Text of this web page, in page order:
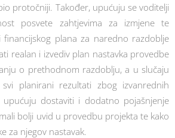
protočniji. Također, upućuju se voditelji
posvete zahtjevima za izmjene te
plana za naredno razdoblje
realan i izvediv plan nastavka provedbe
o prethodnom razdoblju, a u slučaju
planirani rezultati zbog izvanrednih
upućuju dostaviti i dodatno pojašnjenje
bolji uvid u provedbu projekta te kako
za njegov nastavak.